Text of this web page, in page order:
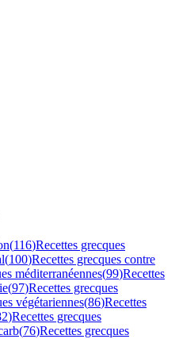
(116)Recettes grecques
(100)Recettes grecques contre
méditerranéennes(99)Recettes
(97)Recettes grecques
végétariennes(86)Recettes
)Recettes grecques
(76)Recettes grecques